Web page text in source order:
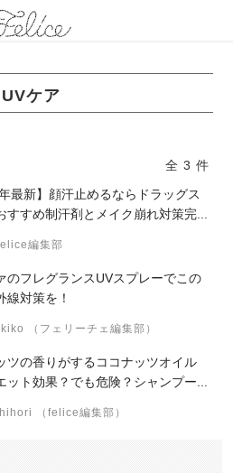
UVケア
全 3 件
年最新】顔汗止めるならドラッグス
すすめ制汗剤とメイク崩れ対策完...
編集部
のフレグランスUVスプレーでこの
線対策を！
（フェリーチェ編集部）
ツの香りがするココナッツオイル
ット効果？でも危険？シャンプー...
（felice編集部）